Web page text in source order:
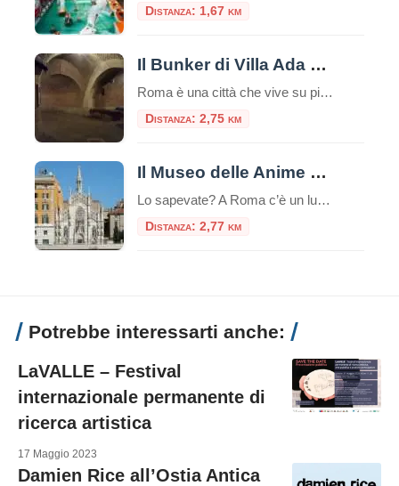
Distanza: 1,67 km
Il Bunker di Villa Ada a Roma
Roma è una città che vive su più livelli. Sotto il traffico caotico della via Salaria e l’apparente serenità dei prati di Villa Ada, si nasconde un mondo parallelo, fatto di cemento armato, porte stagne e memorie di un passato bellico che sembra lontanissimo, eppure è ancora palpabile. Il Bunker di Villa Ada Savoia, rifugio […]
Distanza: 2,75 km
Il Museo delle Anime del Purgatorio
Lo sapevate? A Roma c’è un luogo unico e inquietante: il Museo delle Anime del Purgatorio. Il museo delle anime del Purgatorio è un’esposizione di documenti e testimonianze allestita in un locale adiacente alla sacrestia della piccola chiesa neogotica del Sacro Cuore del Suffragio a Roma. Tali documenti proverebbero l’esistenza del Purgatorio. La chiesa del […]
Distanza: 2,77 km
Potrebbe interessarti anche:
LaVALLE – Festival
internazionale permanente di
ricerca artistica
17 Maggio 2023
Damien Rice all’Ostia Antica